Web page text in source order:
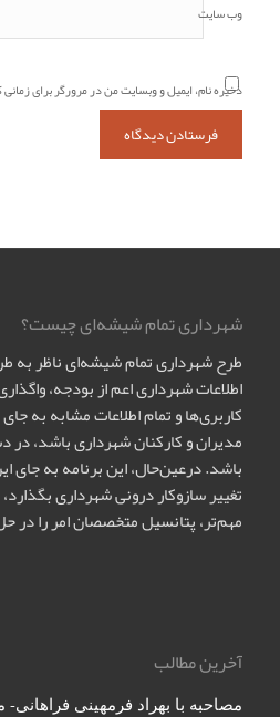
وب‌ سایت
ذخیره نام، ایمیل و وبسایت من در مرورگر برای
شهرداری تمام شیشه‌ای چیست؟
طرح شهرداری تمام شیشه‌ای ناظر به
اطلاعات شهرداری اعم از بودجه،
کاربری‌ها و تمام اطلاعات مشابه به
مدیران و کارکنان شهرداری باشد،
باشد. درعین‌حال، این برنامه به جای
تغییر سازوکار درونی شهرداری
مهم‌تر، پتانسیل متخصصان امر را در
آخرین مطالب
مصاحبه با بهراد فرمهینی فراهانی- مهر